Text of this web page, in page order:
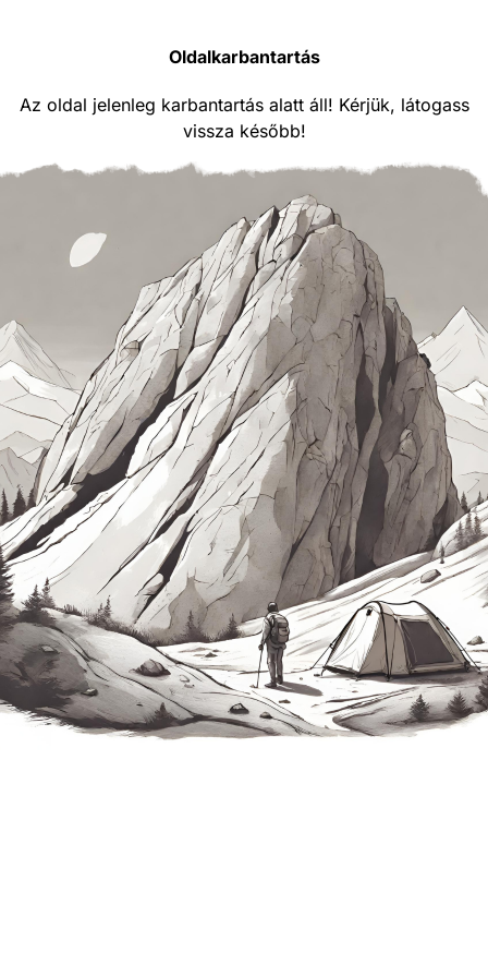
Oldalkarbantartás
Az oldal jelenleg karbantartás alatt áll! Kérjük, látogass
vissza később!